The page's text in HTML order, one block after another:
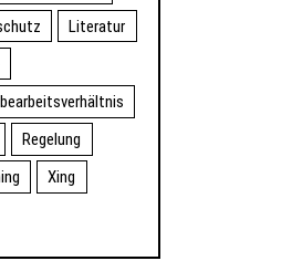
Literatur
Regelung
Xing